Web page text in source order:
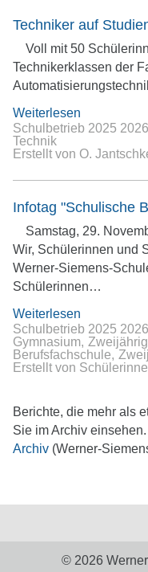
Techniker auf
Voll mit 50
Technikerklassen der
Weiterlesen
Schulbetrieb 2025 2026
Technik
Erstellt von O.
Infotag "Schulische
Samstag, 29.
Wir, Schülerinnen und
Werner-Siemens-
Schülerinnen…
Weiterlesen
Schulbetrieb 2025 2026
Gymnasium
Berufsfachschule
Erstellt von
Berichte, die mehr als
Sie im Archiv einsehen.
Archiv (Werner-
© 2026